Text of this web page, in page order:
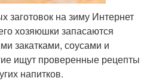
заготовок на зиму Интернет
хозяюшки запасаются
закатками, соусами и
ищут проверенные рецепты
напитков.